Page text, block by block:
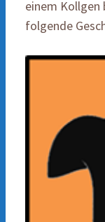
einem Kollgen
folgende